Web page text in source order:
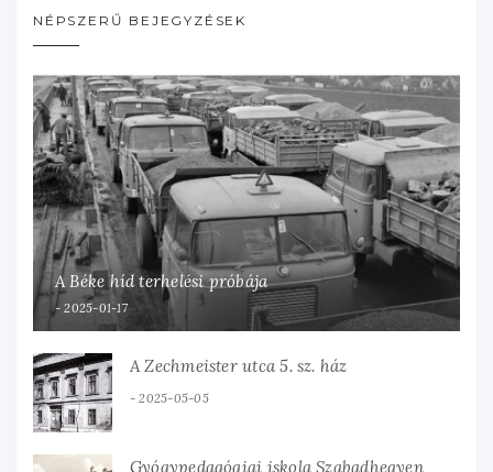
NÉPSZERŰ BEJEGYZÉSEK
A Béke híd terhelési próbája
2025-01-17
A Zechmeister utca 5. sz. ház
2025-05-05
Gyógypedagógiai iskola Szabadhegyen